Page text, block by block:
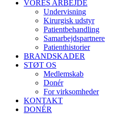
VORES ARBEJDE
Undervisning
Kirurgisk udstyr
Patientbehandling
Samarbejdspartnere
Patienthistorier
BRANDSKADER
STØT OS
Medlemskab
Donér
For virksomheder
KONTAKT
DONÉR